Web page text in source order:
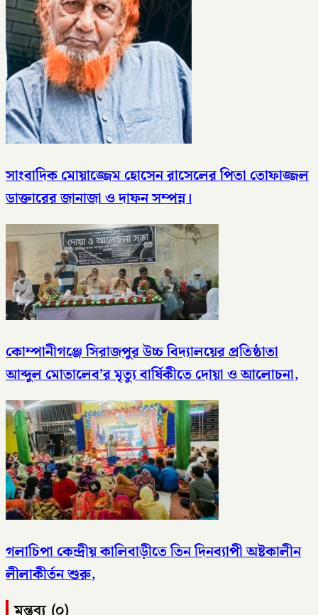
সাংবাদিক মোয়াজ্জেম হোসেন রাসেলের পিতা তোফাজ্জল
ডাক্তারের জানাজা ও দাফন সম্পন্ন।
কোম্পানীগঞ্জে সিরাজপুর উচ্চ বিদ্যালয়ের প্রতিষ্ঠাতা
আব্দুল মোতালেব’র মৃত্যু বার্ষিকীতে দোয়া ও আলোচনা,
গলাচিপা কেন্দ্রীয় কালিবাড়ীতে তিন দিনব্যাপী অষ্টকালীন
লীলাকীর্তন শুরু,
মন্তব্য (০)